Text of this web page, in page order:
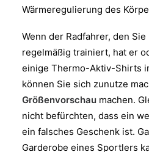
Wärmeregulierung des
Wenn der Radfahrer, den
regelmäßig trainiert, hat er
einige Thermo-Aktiv-Shirts
können Sie sich zunutze
Größenvorschau machen.
nicht befürchten, dass ein
ein falsches Geschenk ist.
Garderobe eines Sportlers